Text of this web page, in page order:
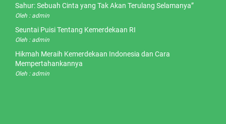
Sahur: Sebuah Cinta yang Tak Akan Terulang Selamanya”
Oleh : admin
Seuntai Puisi Tentang Kemerdekaan RI
Oleh : admin
Hikmah Meraih Kemerdekaan Indonesia dan Cara
Mempertahankannya
Oleh : admin